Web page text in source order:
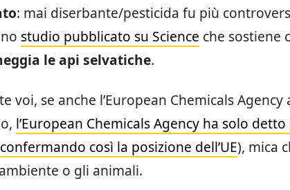
: mai diserbante/pesticida fu più
studio pubblicato su Science che sostiene
le api selvatiche.
voi, se anche l’European Chemicals Agency
l’European Chemicals Agency ha solo
confermando così la posizione dell’UE), mica
o gli animali.